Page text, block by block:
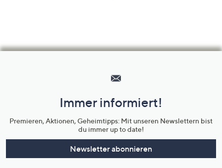
Unternehmensinformationen
Immer informiert!
Premieren, Aktionen, Geheimtipps: Mit unseren Newslettern bist
du immer up to date!
Newsletter abonnieren